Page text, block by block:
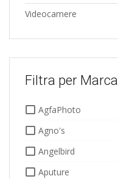
Videocamere
Filtra per Marca
AgfaPhoto
Agno's
Angelbird
Aputure